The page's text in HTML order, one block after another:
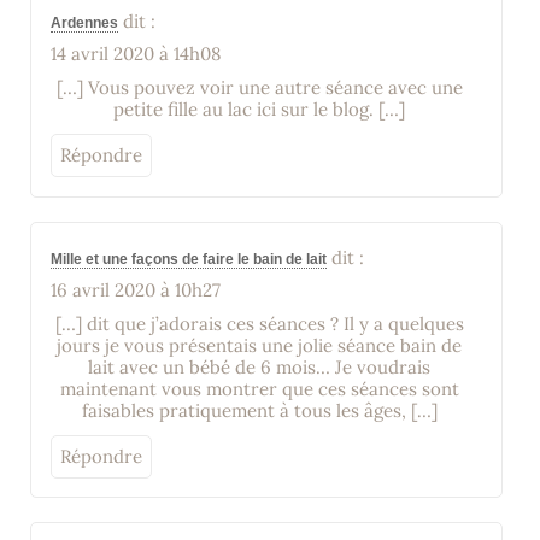
Ardennes dit :
14 avril 2020 à 14h08
[…] Vous pouvez voir une autre séance avec une
petite fille au lac ici sur le blog. […]
Répondre
Mille et une façons de faire le bain de lait dit :
16 avril 2020 à 10h27
[…] dit que j’adorais ces séances ? Il y a quelques
jours je vous présentais une jolie séance bain de
lait avec un bébé de 6 mois… Je voudrais
maintenant vous montrer que ces séances sont
faisables pratiquement à tous les âges, […]
Répondre